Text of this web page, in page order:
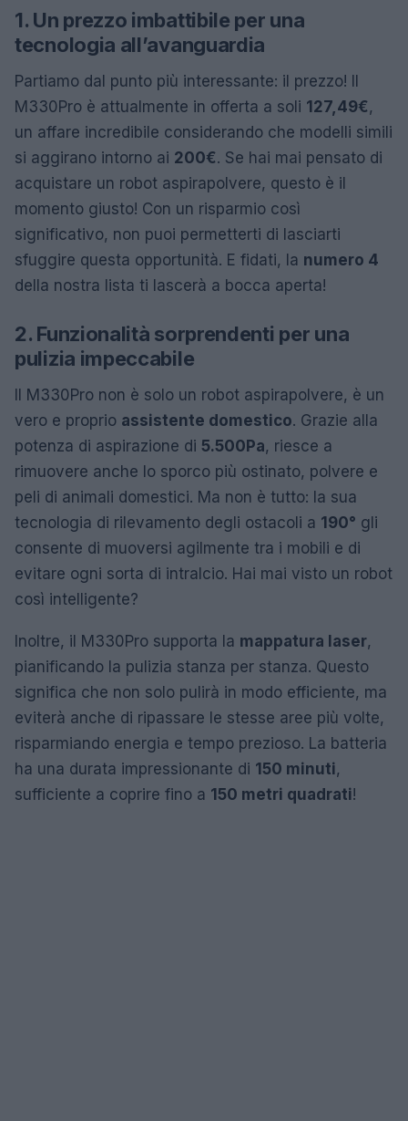
1. Un prezzo imbattibile per una
tecnologia all’avanguardia
Partiamo dal punto più interessante: il prezzo! Il
M330Pro è attualmente in offerta a soli 127,49€,
un affare incredibile considerando che modelli simili
si aggirano intorno ai 200€. Se hai mai pensato di
acquistare un robot aspirapolvere, questo è il
momento giusto! Con un risparmio così
significativo, non puoi permetterti di lasciarti
sfuggire questa opportunità. E fidati, la numero 4
della nostra lista ti lascerà a bocca aperta!
2. Funzionalità sorprendenti per una
pulizia impeccabile
Il M330Pro non è solo un robot aspirapolvere, è un
vero e proprio assistente domestico. Grazie alla
potenza di aspirazione di 5.500Pa, riesce a
rimuovere anche lo sporco più ostinato, polvere e
peli di animali domestici. Ma non è tutto: la sua
tecnologia di rilevamento degli ostacoli a 190° gli
consente di muoversi agilmente tra i mobili e di
evitare ogni sorta di intralcio. Hai mai visto un robot
così intelligente?
Inoltre, il M330Pro supporta la mappatura laser,
pianificando la pulizia stanza per stanza. Questo
significa che non solo pulirà in modo efficiente, ma
eviterà anche di ripassare le stesse aree più volte,
risparmiando energia e tempo prezioso. La batteria
ha una durata impressionante di 150 minuti,
sufficiente a coprire fino a 150 metri quadrati!